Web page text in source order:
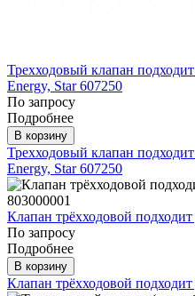
Трехходовый клапан
Energy, Star 607250
По запросу
Подробнее
В корзину
Трехходовый клапан
Energy, Star 607250
Клапан трёхходовой
По запросу
Подробнее
В корзину
Клапан трёхходовой